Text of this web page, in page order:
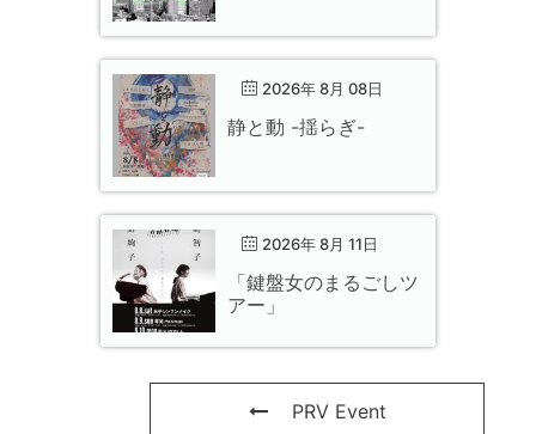
2026年 8月 08日
静と動 -揺らぎ-
2026年 8月 11日
「鍵盤女のまるごしツ
アー」
PRV Event